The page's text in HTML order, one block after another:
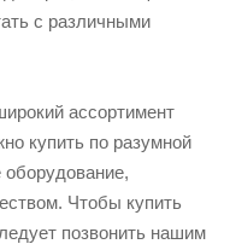
с различными
ассортимент
купить по разумной
Чтобы купить
позвонить нашим